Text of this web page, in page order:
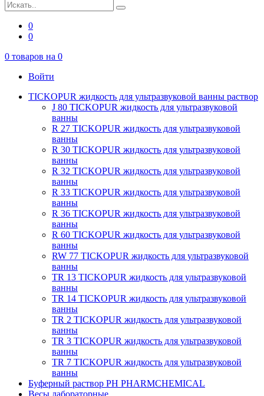
0
0
0 товаров на 0
Войти
TICKOPUR жидкость для ультразвуковой ванны раствор
J 80 TICKOPUR жидкость для ультразвуковой
ванны
R 27 TICKOPUR жидкость для ультразвуковой
ванны
R 30 TICKOPUR жидкость для ультразвуковой
ванны
R 32 TICKOPUR жидкость для ультразвуковой
ванны
R 33 TICKOPUR жидкость для ультразвуковой
ванны
R 36 TICKOPUR жидкость для ультразвуковой
ванны
R 60 TICKOPUR жидкость для ультразвуковой
ванны
RW 77 TICKOPUR жидкость для ультразвуковой
ванны
TR 13 TICKOPUR жидкость для ультразвуковой
ванны
TR 14 TICKOPUR жидкость для ультразвуковой
ванны
TR 2 TICKOPUR жидкость для ультразвуковой
ванны
TR 3 TICKOPUR жидкость для ультразвуковой
ванны
TR 7 TICKOPUR жидкость для ультразвуковой
ванны
Буферный раствор PH PHARMCHEMICAL
Весы лабораторные